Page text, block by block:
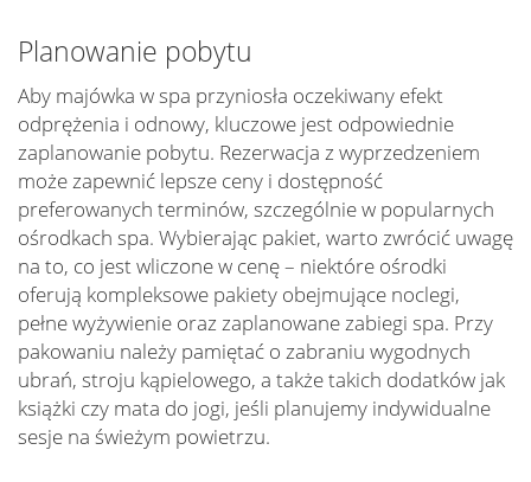
Planowanie pobytu
Aby majówka w spa przyniosła oczekiwany efekt
odprężenia i odnowy, kluczowe jest odpowiednie
zaplanowanie pobytu. Rezerwacja z wyprzedzeniem
może zapewnić lepsze ceny i dostępność
preferowanych terminów, szczególnie w popularnych
ośrodkach spa. Wybierając pakiet, warto zwrócić uwagę
na to, co jest wliczone w cenę – niektóre ośrodki
oferują kompleksowe pakiety obejmujące noclegi,
pełne wyżywienie oraz zaplanowane zabiegi spa. Przy
pakowaniu należy pamiętać o zabraniu wygodnych
ubrań, stroju kąpielowego, a także takich dodatków jak
książki czy mata do jogi, jeśli planujemy indywidualne
sesje na świeżym powietrzu.